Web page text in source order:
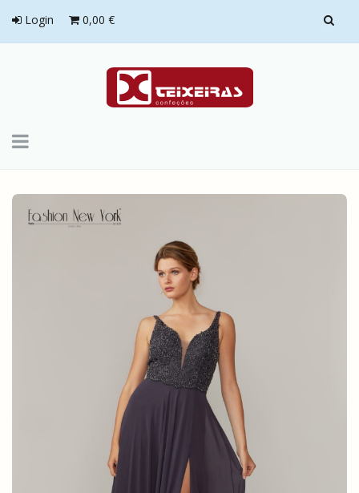
Login 0,00 €
Toggle